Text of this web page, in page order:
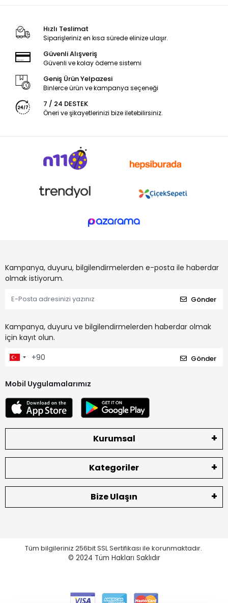
Hızlı Teslimat
Siparişleriniz en kısa sürede elinize ulaşır.
Güvenli Alışveriş
Güvenli ve kolay ödeme sistemi
Geniş Ürün Yelpazesi
Binlerce ürün ve kampanya seçeneği
7 / 24 DESTEK
Öneri ve şikayetlerinizi bize iletebilirsiniz.
Kampanya, duyuru, bilgilendirmelerden e-posta ile haberdar
olmak istiyorum.
Gönder
Kampanya, duyuru ve bilgilendirmelerden haberdar olmak
için kayıt olun.
Gönder
Mobil Uygulamalarımız
Kurumsal
Kategoriler
Bize Ulaşın
Tüm bilgileriniz 256bit SSL Sertifikası ile korunmaktadır.
© 2024 Tüm Hakları Saklıdır